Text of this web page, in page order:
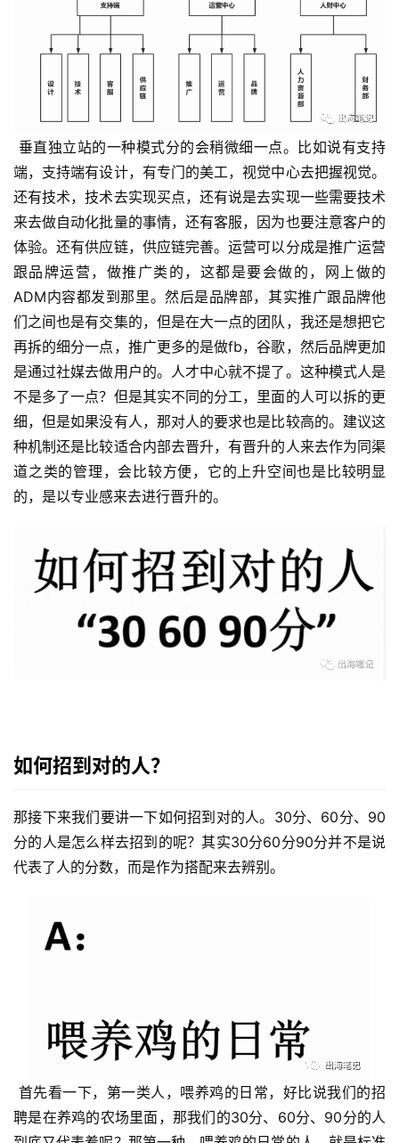
首
页
享
端，支持端有设计，有专门的美工，视觉中心去把握视觉。
还有技术，技术去实现买点，还有说是去实现一些需要技术
来去做自动化批量的事情，还有客服，因为也要注意客户的
体验。还有供应链，供应链完善。运营可以分成是推广运营
跟品牌运营，做推广类的，这都是要会做的，网上做的
ADM内容都发到那里。然后是品牌部，其实推广跟品牌他
们之间也是有交集的，但是在大一点的团队，我还是想把它
再拆的细分一点，推广更多的是做fb，谷歌，然后品牌更加
是通过社媒去做用户的。人才中心就不提了。这种模式人是
不是多了一点？但是其实不同的分工，里面的人可以拆的更
细，但是如果没有人，那对人的要求也是比较高的。建议这
种机制还是比较适合内部去晋升，有晋升的人来去作为同渠
道之类的管理，会比较方便，它的上升空间也是比较明显
的，是以专业感来去进行晋升的。
如何招到对的人？
那接下来我们要讲一下如何招到对的人。30分、60分、90
分的人是怎么样去招到的呢？其实30分60分90分并不是说
代表了人的分数，而是作为搭配来去辨别。
聘是在养鸡的农场里面，那我们的30分、60分、90分的人